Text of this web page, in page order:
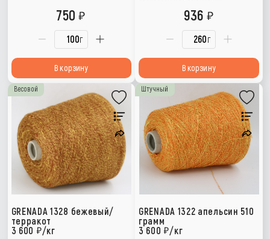
г
750
В корзину
г
936
В корзину
Весовой
GRENADA 1328 бежевый/
терракот
3 600
/кг
Штучный
GRENADA 1322 апельсин 510
грамм
3 600 /кг